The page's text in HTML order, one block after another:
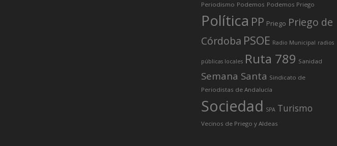
Periodismo Podemos Podemos Priego
Política PP Priego Priego de
Córdoba PSOE Radio Municipal radios
públicas locales Ruta 789 Sanidad
Semana Santa Sindicato de
Periodistas de Andalucía
Sociedad SPA Turismo
Vecinos de Priego y Aldeas